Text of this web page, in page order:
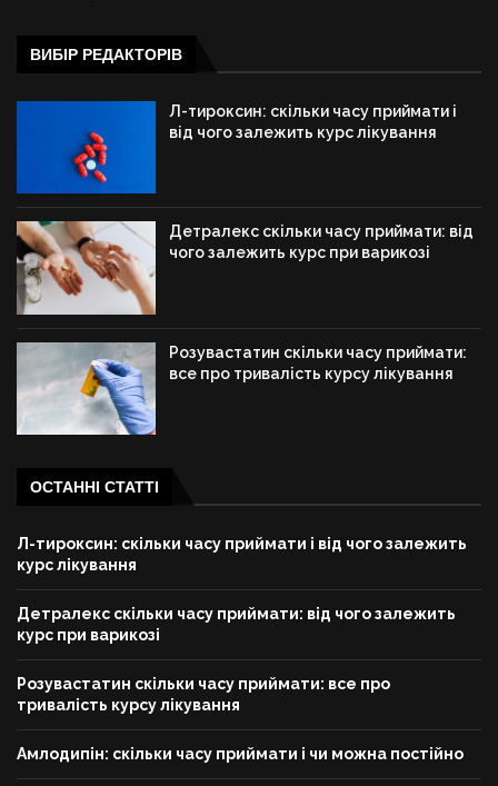
ВИБІР РЕДАКТОРІВ
Л-тироксин: скільки часу приймати і
від чого залежить курс лікування
Детралекс скільки часу приймати: від
чого залежить курс при варикозі
Розувастатин скільки часу приймати:
все про тривалість курсу лікування
ОСТАННІ СТАТТІ
Л-тироксин: скільки часу приймати і від чого залежить
курс лікування
Детралекс скільки часу приймати: від чого залежить
курс при варикозі
Розувастатин скільки часу приймати: все про
тривалість курсу лікування
Амлодипін: скільки часу приймати і чи можна постійно